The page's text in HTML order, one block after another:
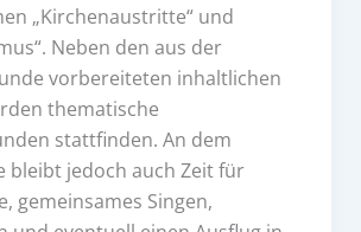
„Kirchenaustritte“ und
Neben den aus der
vorbereiteten inhaltlichen
thematische
stattfinden. An dem
bleibt jedoch auch Zeit für
gemeinsames Singen,